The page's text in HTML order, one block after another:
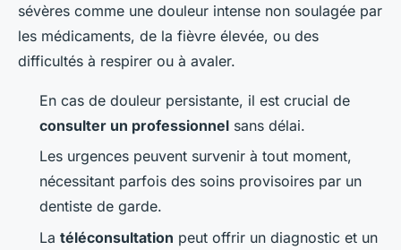
sévères comme une douleur intense non soulagée par
les médicaments, de la fièvre élevée, ou des
difficultés à respirer ou à avaler.
En cas de douleur persistante, il est crucial de
consulter un professionnel sans délai.
Les urgences peuvent survenir à tout moment,
nécessitant parfois des soins provisoires par un
dentiste de garde.
La téléconsultation peut offrir un diagnostic et un